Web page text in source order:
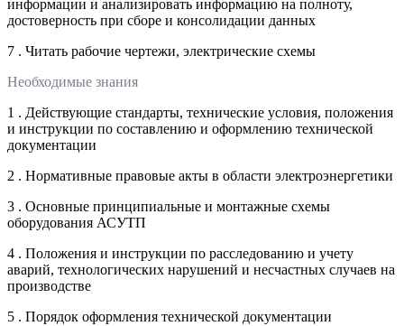
информации и анализировать информацию на полноту,
достоверность при сборе и консолидации данных
7 . Читать рабочие чертежи, электрические схемы
Необходимые знания
1 . Действующие стандарты, технические условия, положения
и инструкции по составлению и оформлению технической
документации
2 . Нормативные правовые акты в области электроэнергетики
3 . Основные принципиальные и монтажные схемы
оборудования АСУТП
4 . Положения и инструкции по расследованию и учету
аварий, технологических нарушений и несчастных случаев на
производстве
5 . Порядок оформления технической документации